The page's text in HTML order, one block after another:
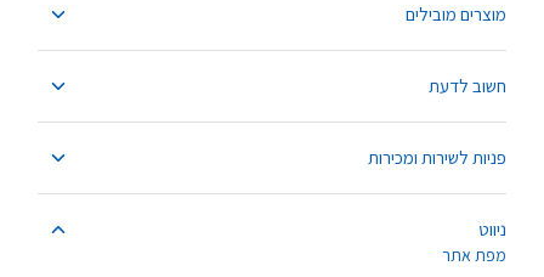
מוצרים מובילים
חשוב לדעת
פניות לשירות ומכירות
ניווט
מפת אתר